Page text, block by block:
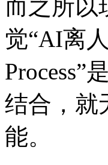
而之所以
觉“AI离人
Process”
结合，
能。